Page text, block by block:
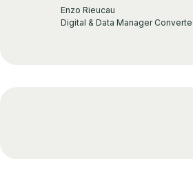
Enzo Rieucau
Digital & Data Manager